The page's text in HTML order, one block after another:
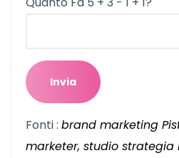
Fonti : brand marketing
marketer, studio strategia